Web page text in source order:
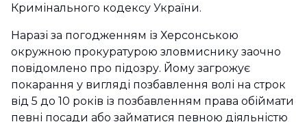
Кримінального кодексу України.
Наразі за погодженням із Херсонською
окружною прокуратурою зловмиснику заочно
повідомлено про підозру. Йому загрожує
покарання у вигляді позбавлення волі на строк
від 5 до 10 років із позбавленням права обіймати
певні посади або займатися певною діяльністю